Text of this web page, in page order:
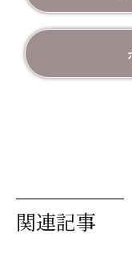
関連記事